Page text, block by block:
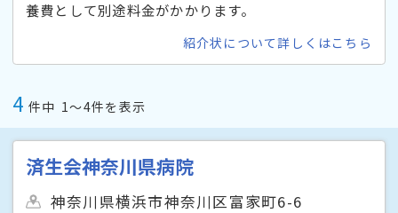
養費として別途料金がかかります。
紹介状について詳しくはこちら
4 件中 1〜4件を表示
済生会神奈川県病院
神奈川県横浜市神奈川区富家町6-6